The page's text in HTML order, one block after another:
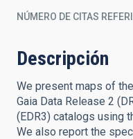
NÚMERO DE CITAS
Descripción
We present maps of
Gaia Data Release 2
(EDR3) catalogs using
We also report the